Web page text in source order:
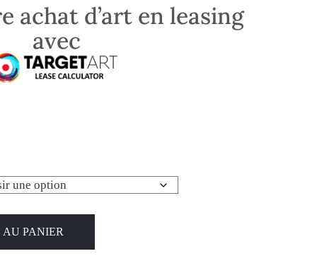
achat d’art en leasing
avec
AU PANIER